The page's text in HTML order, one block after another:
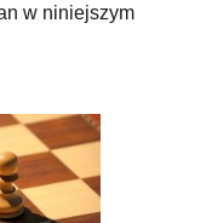
w niniejszym